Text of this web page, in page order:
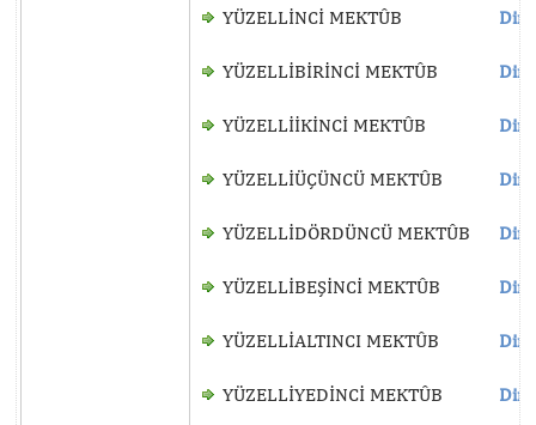
YÜZELLİNCİ MEKTÛB
YÜZELLİBİRİNCİ MEKTÛB
YÜZELLİİKİNCİ MEKTÛB
YÜZELLİÜÇÜNCÜ MEKTÛB
YÜZELLİDÖRDÜNCÜ MEKTÛB
YÜZELLİBEŞİNCİ MEKTÛB
YÜZELLİALTINCI MEKTÛB
YÜZELLİYEDİNCİ MEKTÛB